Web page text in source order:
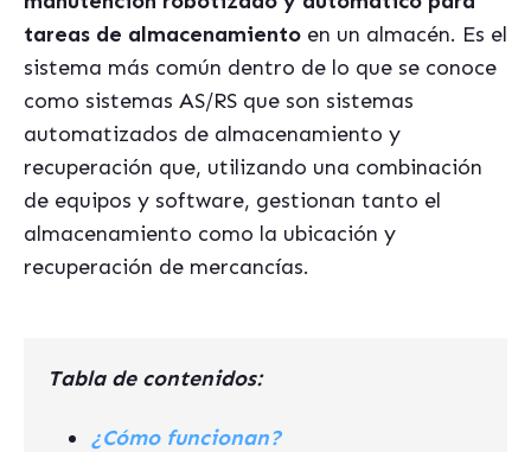
tareas de almacenamiento en un almacén. Es el
sistema más común dentro de lo que se conoce
como sistemas AS/RS que son sistemas
automatizados de almacenamiento y
recuperación que, utilizando una combinación
de equipos y software, gestionan tanto el
almacenamiento como la ubicación y
recuperación de mercancías.
Tabla de contenidos:
¿Cómo funcionan?